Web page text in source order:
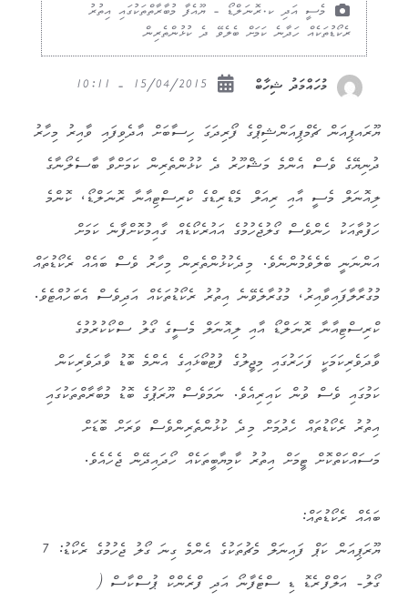
މެސީ އަދި ކ.ރޮނަލްޑޯ - ޔޫއެފާ މުބާރާތްތަކުގައި އިތުރު
ރެކޯޑުތަކެއް ހަދާނެ ކަމަށް ބެލެވޭ ދެ ކުޅުންތެރިން
މުހައްމަދު ޝިހާބް
ޔޫރައޕިއަން ޗެމްޕިއަންޝިޕްގެ ފޯރިދަގަ ހިސާބަށް އާދެވިފައި ވާއިރު މިހާރު
ދުނިޔޭގެ ވެސް އެންމެ މަޝްހޫރު ދެ ކުޅުންތެރިން ކަމަށްވާ ބާސެލޯނާގެ
ލިއޮނަލް މެސީ އާއި ރިއަލް މެޑްރިޑްގެ ކްރިސްޓިއާނާ ރޮނަލްޑޯ، ކޮންމެ
ހަފުތާއަކު ހެންވެސް ގޯލުޖެހުމުގެ އައުރެކޯޑެއް ގާއިމުކޮށްފާނެ ކަމަށް
އަންނަނީ ބެލެވެމުންނެވެ. މިދެކުޅުންތެރިން މިހާރު ވެސް ބައެއް ރެކޯޑުތައް
މުގުރާލާފައިވާއިރު، މުގުރާލެވޭނެ އިތުރު ރެކޯޑުތަކެއް އަދިވެސް އެބަހުއްޓެވެ.
ކްރިސްޓިއާނާ ރޮނަލްޑޯ އާއި ލިއޮނަލް މެސީގެ ގޯލު ސްކޯކުރުމުގެ
ވާދަވެރިކަމަކީ ފަހަރުގައި މިޖީލުގެ ފުޓުބޯޅައިގެ އެންމެ ބޮޑު ވާދަވެރިކަން
ކަމުގައި ވެސް ވުން ކައިރިއެވެ. ނަމަވެސް ޔޫރަޕުގެ ބޮޑު މުބާރާތްތަކުގައި
އިތުރު ރެކޯޑުތައް ހެދުމަށް މިދެ ކުޅުންތެރިންވެސް ވަރަށް ބޮޑަށް
މަސައްކަތްކޮށް ޓީމަށް އިތުރު ކާމިޔާބީތަކެއް ހޯދައިދޭން ޖެހެއެވެ.
ބައެއް ރެކޯޑުތައް:
ޔޫރަޕިއަން ކަޕް ފައިނަލް މެޗުތަކުގެ އެންމެ ގިނަ ގޯލު ޖެހުމުގެ ރެކޯޑު: 7
ގޯލު- އަލްފްރެޑޮ ޑި ސްޓެފާނޯ އަދި ފްރެންކް ޕުސްކާސް (